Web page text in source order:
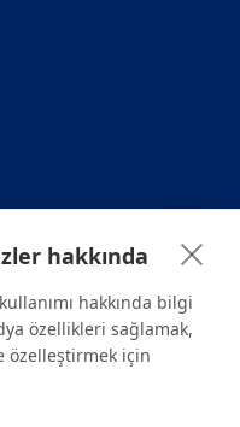
amaçlıdır.
doktoruza ya da bir sağlık
hakkında
hakkında bilgi
özellikleri sağlamak,
özelleştirmek için